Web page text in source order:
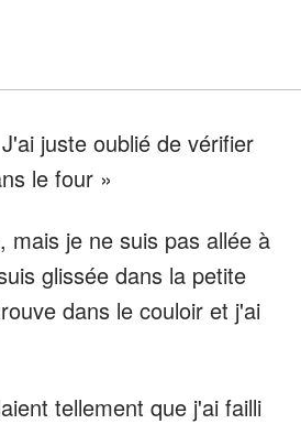
juste oublié de vérifier
le four »
mais je ne suis pas allée à
glissée dans la petite
dans le couloir et j'ai
tellement que j'ai failli